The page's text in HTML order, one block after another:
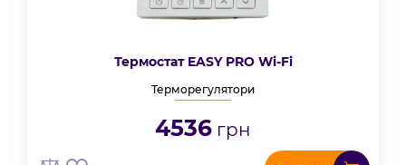
Термостат EASY PRO Wi-Fi
Терморегулятори
4536 грн